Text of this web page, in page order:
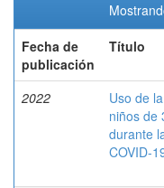
Fecha de
publicación
Título
2022
Uso de
niños de
durante
COVID-